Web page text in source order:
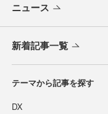
ニュース
新着記事一覧
テーマから記事を探す
DX